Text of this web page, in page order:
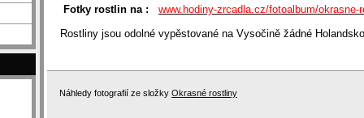
Fotky rostlin na :
www.hodiny-zrcadla.cz/fotoalbum/okrasne-
Rostliny jsou odolné vypěstované na Vysočině žádné
Náhledy fotografií ze složky Okrasné rostliny